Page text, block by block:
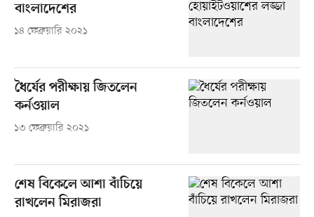
বাংলাদেশের
১৪ ফেব্রুয়ারি ২০২১
ধৈর্যের পরীক্ষায় জিতলেন
কর্নওয়াল
১৩ ফেব্রুয়ারি ২০২১
শেষ বিকেলে আশা বাঁচিয়ে
রাখলেন মিরাজরা